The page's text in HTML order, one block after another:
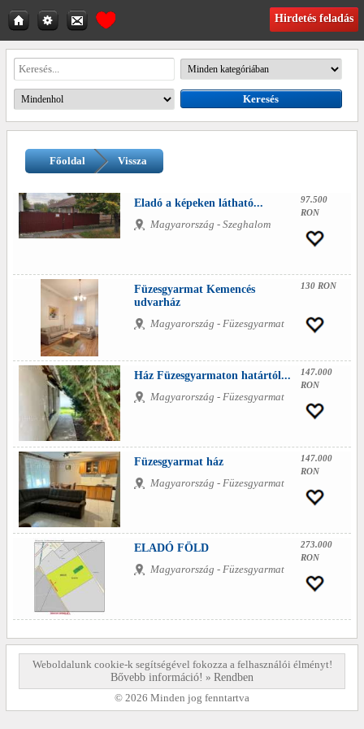
Hirdetés feladás
Főoldal Vissza
Eladó a képeken látható...
Magyarország - Szeghalom
97.500
RON
Füzesgyarmat Kemencés
udvarház
Magyarország - Füzesgyarmat
130 RON
Ház Füzesgyarmaton határtól...
Magyarország - Füzesgyarmat
147.000
RON
Füzesgyarmat ház
Magyarország - Füzesgyarmat
147.000
RON
ELADÓ FÖLD
Magyarország - Füzesgyarmat
273.000
RON
Weboldalunk cookie-k segítségével fokozza a felhasználói élményt!
Bővebb információ! » Rendben
© 2026 Minden jog fenntartva